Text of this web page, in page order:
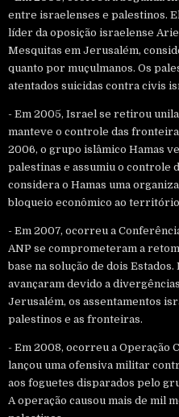
entre israelenses e palestinos.
líder da oposição israelense
Mesquitas em Jerusalém,
quanto por muçulmanos. Os
atentados suicidas contra civis
- Em 2005, Israel se retirou
manteve o controle das
2006, o grupo islâmico Hamas
palestinas e assumiu o controle
considera o Hamas uma
bloqueio econômico ao
- Em 2007, ocorreu a
ANP se comprometeram a
base na solução de dois
avançaram devido a
Jerusalém, os assentamentos
palestinos e as fronteiras.
- Em 2008, ocorreu a Operação
lançou uma ofensiva militar
aos foguetes disparados pelo
A operação causou mais de mil